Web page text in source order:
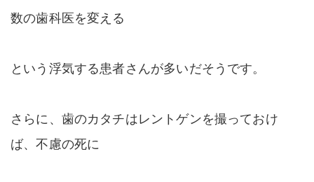
数の歯科医を変える
という浮気する患者さんが多いだそうです。
さらに、歯のカタチはレントゲンを撮っておけ
ば、不慮の死に